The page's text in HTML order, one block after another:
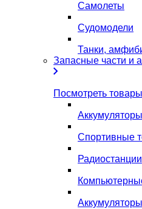
Самолеты
Судомодели
Танки,
Запасные части и
Посмотреть товары
Спортивные
Радиостанции
Аккумуляторы